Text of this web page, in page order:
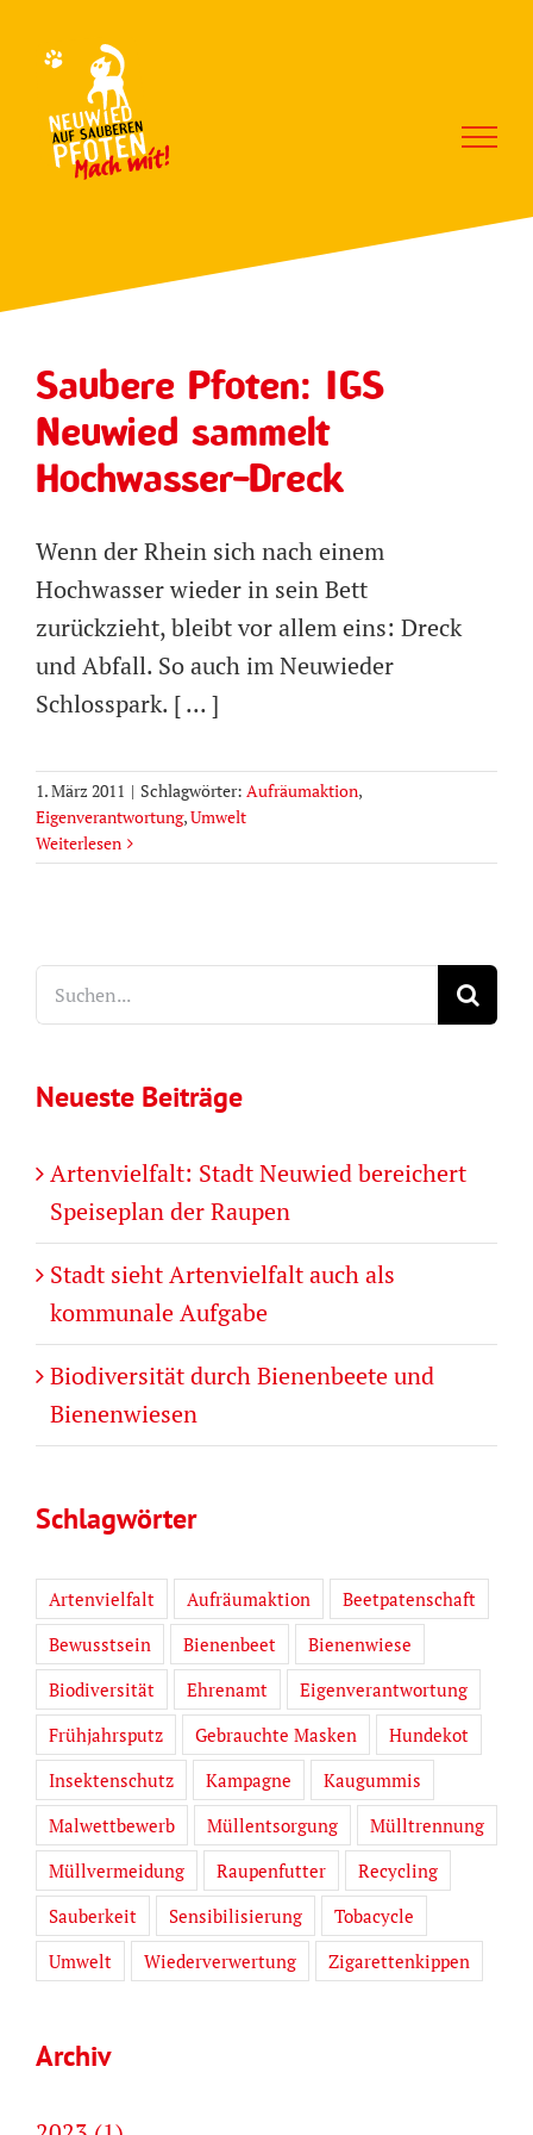
Inhalt
springen
Saubere Pfoten: IGS
Neuwied sammelt
Hochwasser-Dreck
Wenn der Rhein sich nach einem
Hochwasser wieder in sein Bett
zurückzieht, bleibt vor allem eins: Dreck
und Abfall. So auch im Neuwieder
Schlosspark. [ ... ]
1. März 2011 | Schlagwörter: Aufräumaktion,
Eigenverantwortung,Umwelt
Weiterlesen
Suche
nach:
Neueste Beiträge
Artenvielfalt: Stadt Neuwied bereichert
Speiseplan der Raupen
Stadt sieht Artenvielfalt auch als
kommunale Aufgabe
Biodiversität durch Bienenbeete und
Bienenwiesen
Schlagwörter
Artenvielfalt Aufräumaktion
Beetpatenschaft
Bewusstsein
Bienenbeet
Bienenwiese
Biodiversität
Ehrenamt
Eigenverantwortung
Frühjahrsputz
Gebrauchte Masken
Hundekot
Insektenschutz
Kampagne
Kaugummis
Malwettbewerb
Müllentsorgung
Mülltrennung
Müllvermeidung
Raupenfutter
Recycling
Sauberkeit
Sensibilisierung
Tobacycle
Umwelt
Wiederverwertung Zigarettenkippen
Archiv